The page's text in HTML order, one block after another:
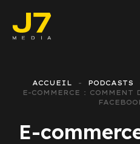
ACCUEIL PODCASTS
E-COMMERCE : COMMENT
E-